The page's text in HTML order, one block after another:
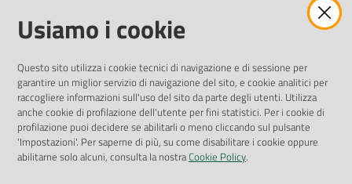
Amministrazione Trasparente
Pubblicità legale
Privacy Policy
Attuazione Misure PNRR
Liste di Attesa
ENTI, IMPRESE E PARTNER
Usiamo i cookie
Questo sito utilizza i cookie tecnici di navigazione e di sessione per
garantire un miglior servizio di navigazione del sito, e cookie analitici per
raccogliere informazioni sull'uso del sito da parte degli utenti. Utilizza
anche cookie di profilazione dell'utente per fini statistici. Per i cookie di
profilazione puoi decidere se abilitarli o meno cliccando sul pulsante
'Impostazioni'. Per saperne di più, su come disabilitare i cookie oppure
abilitarne solo alcuni, consulta la nostraCookie Policy.